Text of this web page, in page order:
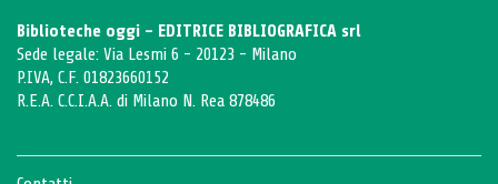
Biblioteche oggi - EDITRICE BIBLIOGRAFICA srl
Sede legale: Via Lesmi 6 - 20123 - Milano
P.IVA, C.F. 01823660152
R.E.A. C.C.I.A.A. di Milano N. Rea 878486